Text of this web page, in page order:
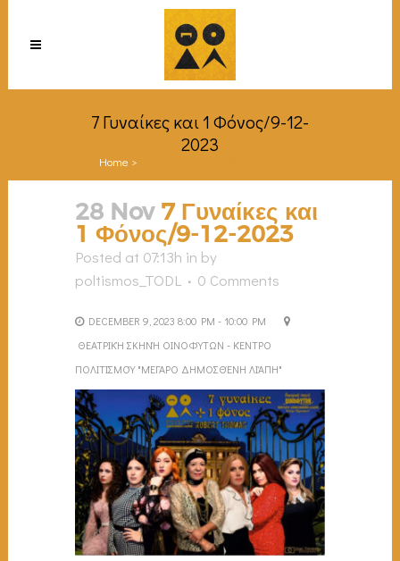
7 Γυναίκες και 1 Φόνος/9-12-
2023
Home >
28 Nov7 Γυναίκες και
1 Φόνος/9-12-2023
Posted at 07:13h in by
poltismos_TODL
0 Comments
DECEMBER 9, 2023 8:00 PM - 10:00 PM
ΘΕΑΤΡΙΚΉ ΣΚΗΝΉ ΟΙΝΟΦΎΤΩΝ - ΚΈΝΤΡΟ
ΠΟΛΙΤΙΣΜΟΎ "ΜΈΓΑΡΟ ΔΗΜΟΣΘΈΝΗ ΛΙΆΠΗ"